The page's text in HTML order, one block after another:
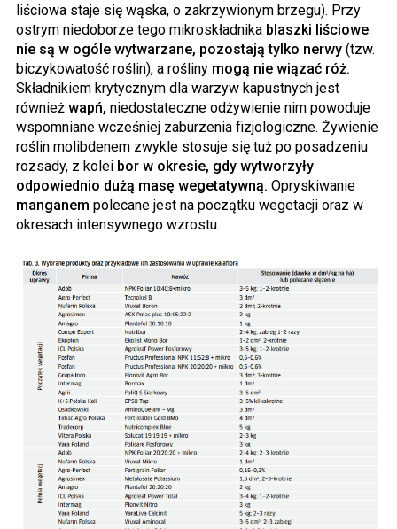
liściowa staje się wąska, o zakrzywionym brzegu). Przy
ostrym niedoborze tego mikroskładnika blaszki liściowe
nie są w ogóle wytwarzane, pozostają tylko nerwy (tzw.
biczykowatość roślin), a rośliny mogą nie wiązać róż.
Składnikiem krytycznym dla warzyw kapustnych jest
również wapń, niedostateczne odżywienie nim powoduje
wspomniane wcześniej zaburzenia fizjologiczne. Żywienie
roślin molibdenem zwykle stosuje się tuż po posadzeniu
rozsady, z kolei bor w okresie, gdy wytworzyły
odpowiednio dużą masę wegetatywną. Opryskiwanie
manganem polecane jest na początku wegetacji oraz w
okresach intensywnego wzrostu.